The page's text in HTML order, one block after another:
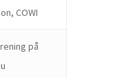
COWI
på